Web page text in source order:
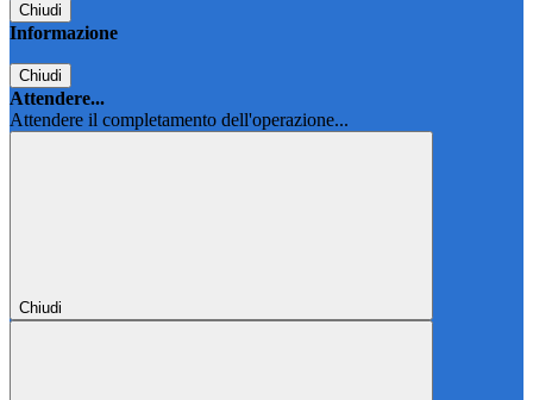
Chiudi
Informazione
Chiudi
Attendere...
Attendere il completamento dell'operazione...
Chiudi